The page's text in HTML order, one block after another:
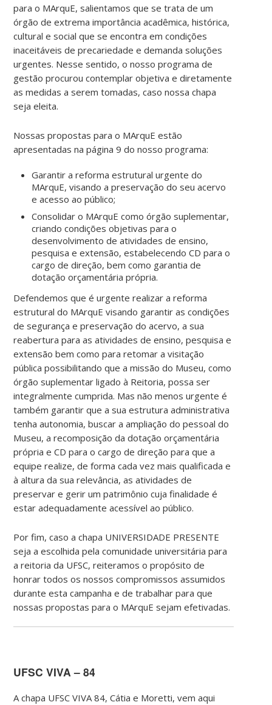
para o MArquE, salientamos que se trata de um
órgão de extrema importância acadêmica, histórica,
cultural e social que se encontra em condições
inaceitáveis de precariedade e demanda soluções
urgentes. Nesse sentido, o nosso programa de
gestão procurou contemplar objetiva e diretamente
as medidas a serem tomadas, caso nossa chapa
seja eleita.
Nossas propostas para o MArquE estão
apresentadas na página 9 do nosso programa:
Garantir a reforma estrutural urgente do
MArquE, visando a preservação do seu acervo
e acesso ao público;
Consolidar o MArquE como órgão suplementar,
criando condições objetivas para o
desenvolvimento de atividades de ensino,
pesquisa e extensão, estabelecendo CD para o
cargo de direção, bem como garantia de
dotação orçamentária própria.
Defendemos que é urgente realizar a reforma
estrutural do MArquE visando garantir as condições
de segurança e preservação do acervo, a sua
reabertura para as atividades de ensino, pesquisa e
extensão bem como para retomar a visitação
pública possibilitando que a missão do Museu, como
órgão suplementar ligado à Reitoria, possa ser
integralmente cumprida. Mas não menos urgente é
também garantir que a sua estrutura administrativa
tenha autonomia, buscar a ampliação do pessoal do
Museu, a recomposição da dotação orçamentária
própria e CD para o cargo de direção para que a
equipe realize, de forma cada vez mais qualificada e
à altura da sua relevância, as atividades de
preservar e gerir um patrimônio cuja finalidade é
estar adequadamente acessível ao público.
Por fim, caso a chapa UNIVERSIDADE PRESENTE
seja a escolhida pela comunidade universitária para
a reitoria da UFSC, reiteramos o propósito de
honrar todos os nossos compromissos assumidos
durante esta campanha e de trabalhar para que
nossas propostas para o MArquE sejam efetivadas.
UFSC VIVA – 84
A chapa UFSC VIVA 84, Cátia e Moretti, vem aqui